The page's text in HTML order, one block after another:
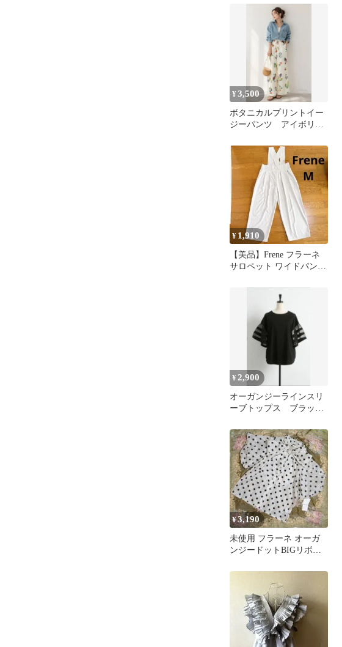
¥3,500
ボタニカルプリントイー
ジーパンツ アイボリー
ネ同型
¥ 1,910
【美品】Frene フラーネ
サロペット ワイドパンツ
¥ 2,900
オーガンジーラインスリ
ーブトップス ブラッ
¥3,190
未使用 フラーネ オーガ
ンジードットBIGリボン